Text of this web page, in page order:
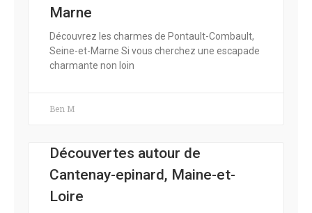
Marne
Découvrez les charmes de Pontault-Combault,
Seine-et-Marne Si vous cherchez une escapade
charmante non loin
Ben M
Découvertes autour de
Cantenay-epinard, Maine-et-
Loire